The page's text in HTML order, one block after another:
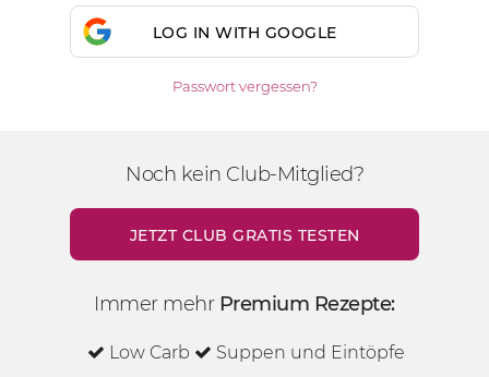
LOG IN WITH GOOGLE
Passwort vergessen?
Noch kein Club-Mitglied?
JETZT CLUB GRATIS TESTEN
Immer mehr Premium Rezepte:
Low Carb
Suppen und Eintöpfe